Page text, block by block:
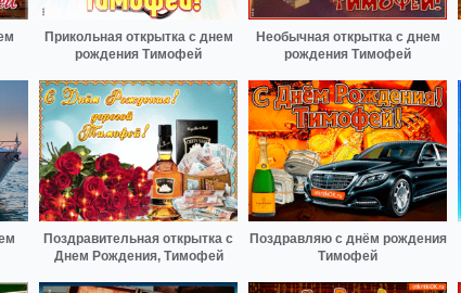
Прикольная открытка с днем
рождения Тимофей
Необычная открытка с днем
рождения Тимофей
Поздравительная открытка с
Днем Рождения, Тимофей
Поздравляю с днём рождения
Тимофей